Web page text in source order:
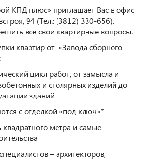
КПД плюс» приглашает Вас в офис
94 (Тел.: (3812) 330-656).
все свои квартирные вопросы.
квартир от «Завода сборного
цикл работ, от замысла и
и столярных изделий до
зданий
с отделкой «под ключ»*
квадратного метра и самые
– архитекторов,